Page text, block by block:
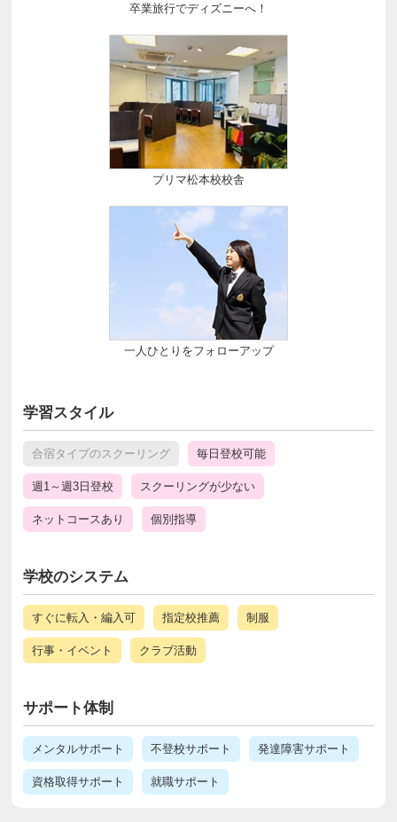
卒業旅行でディズニーへ！
プリマ松本校校舎
一人ひとりをフォローアップ
学習スタイル
合宿タイプのスクーリング 毎日登校可能
週1～週3日登校 スクーリングが少ない
ネットコースあり 個別指導
学校のシステム
すぐに転入・編入可 指定校推薦 制服
行事・イベント クラブ活動
サポート体制
メンタルサポート 不登校サポート 発達障害サポート
資格取得サポート 就職サポート